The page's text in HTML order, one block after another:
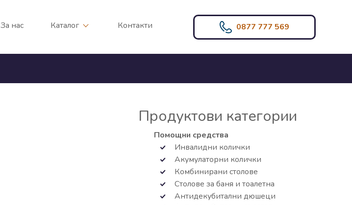
За нас Каталог Контакти 0877 777 569
Продуктови категории
Помощни средства
Инвалидни колички
Акумулаторни колички
Комбинирани столове
Столове за баня и тоалетна
Антидекубитални дюшеци